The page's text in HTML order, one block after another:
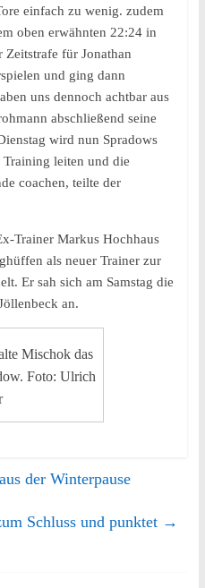
einfach zu wenig. zudem
oben erwähnten 22:24 in
Zeitstrafe für Jonathan
und ging dann
uns dennoch achtbar aus
abschließend seine
wird nun Spradows
leiten und die
coachen, teilte der
Trainer Markus Hochhaus
als neuer Trainer zur
Er sah sich am Samstag die
an.
Mischok das
Foto: Ulrich
der Winterpause
Schluss und punktet →